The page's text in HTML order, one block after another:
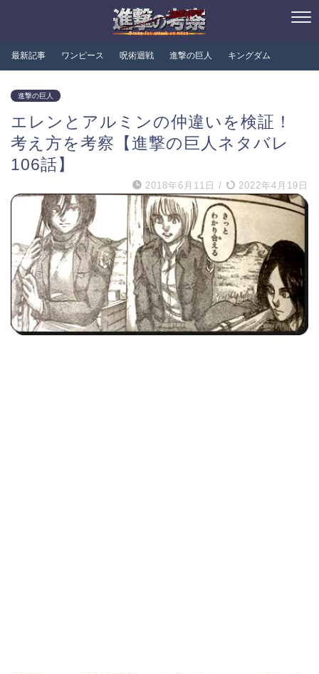
最新記事 ワンピース 呪術迴戦 進撃の巨人 キングダム
進撃の巨人
エレンとアルミンの仲違いを検証！
考え方を考察【進撃の巨人ネタバレ
106話】
2018年6月11日 / 2022年4月19日